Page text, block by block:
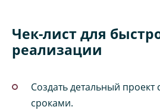
Чек-лист для
реализации
Создать детальный проект
сроками.